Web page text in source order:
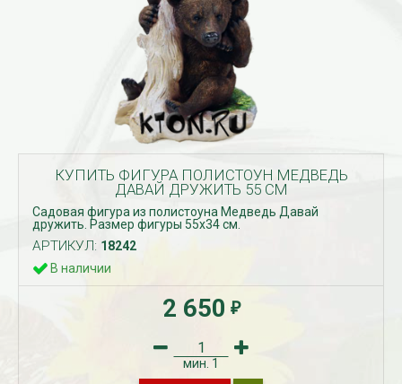
КУПИТЬ ФИГУРА ПОЛИСТОУН МЕДВЕДЬ
ДАВАЙ ДРУЖИТЬ 55 СМ
Садовая фигура из полистоуна Медведь Давай
дружить. Размер фигуры 55х34 см.
АРТИКУЛ: 18242
В наличии
2 650 ₽
мин. 1